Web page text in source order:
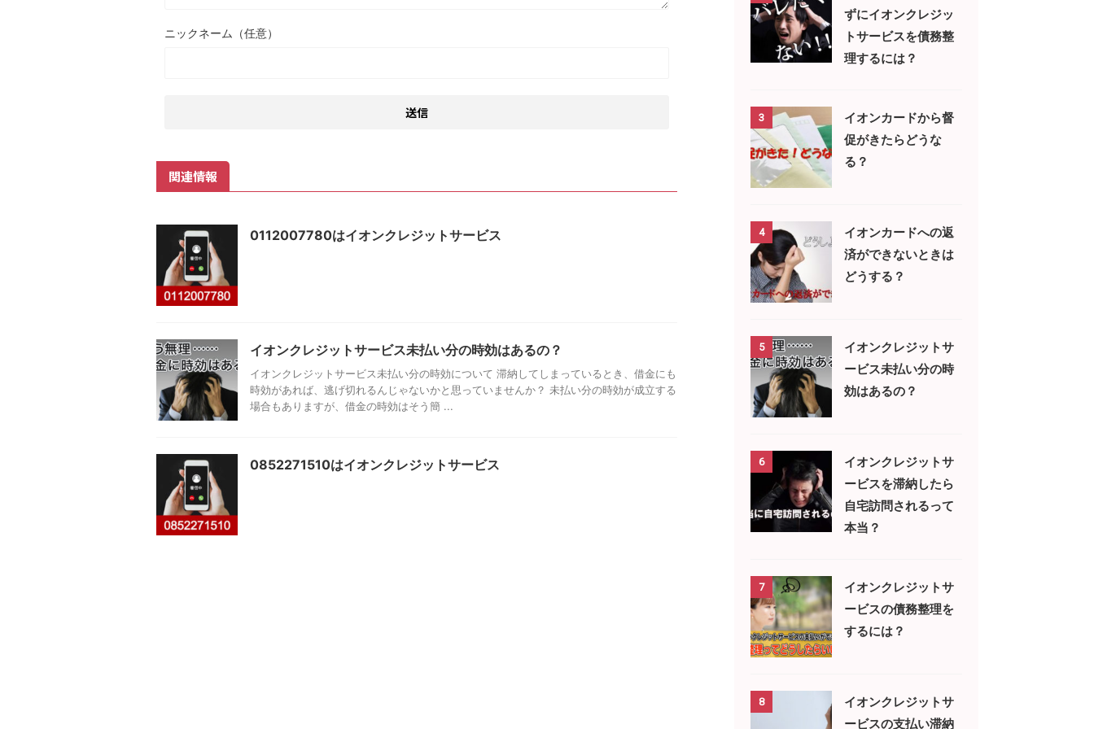
ニックネーム（任意）
関連情報
0112007780はイオンクレジットサービス
イオンクレジットサービス未払い分の時効はあるの？
イオンクレジットサービス未払い分の時効について 滞納してしまっているとき、借金にも
時効があれば、逃げ切れるんじゃないかと思っていませんか？ 未払い分の時効が成立する
場合もありますが、借金の時効はそう簡 ...
0852271510はイオンクレジットサービス
ずにイオンクレジッ
トサービスを債務整
理するには？
3
イオンカードから督
促がきたらどうな
る？
4
イオンカードへの返
済ができないときは
どうする？
5
イオンクレジットサ
ービス未払い分の時
効はあるの？
6
イオンクレジットサ
ービスを滞納したら
自宅訪問されるって
本当？
7
イオンクレジットサ
ービスの債務整理を
するには？
8
イオンクレジットサ
ービスの支払い滞納